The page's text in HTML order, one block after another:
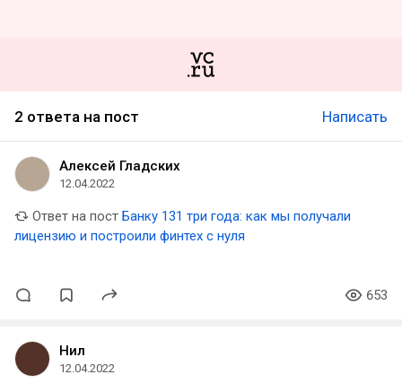
2 ответа на пост Написать
Алексей Гладских
12.04.2022
Ответ на пост Банку 131 три года: как мы получали
лицензию и построили финтех с нуля
653
Нил
12.04.2022